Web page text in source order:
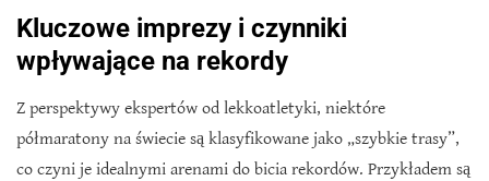
Kluczowe imprezy i czynniki
wpływające na rekordy
Z perspektywy ekspertów od lekkoatletyki, niektóre
półmaratony na świecie są klasyfikowane jako „szybkie trasy”,
co czyni je idealnymi arenami do bicia rekordów. Przykładem są